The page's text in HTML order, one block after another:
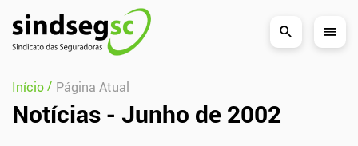
Pular Navegação (s)
Início/ Página Atual
Notícias - Junho de 2002